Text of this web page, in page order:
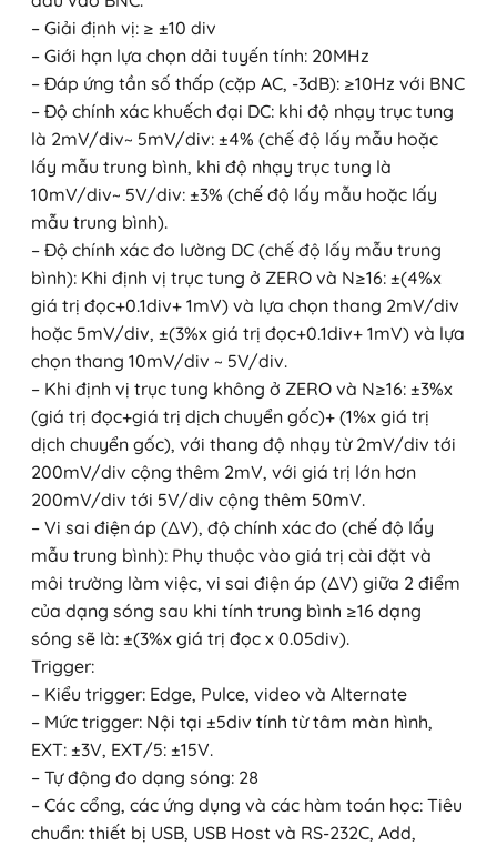
– Giải định vị: ≥ ±10 div
– Giới hạn lựa chọn dải tuyến tính: 20MHz
– Đáp ứng tần số thấp (cặp AC, -3dB): ≥10Hz với BNC
– Độ chính xác khuếch đại DC: khi độ nhạy trục tung
là 2mV/div~ 5mV/div: ±4% (chế độ lấy mẫu hoặc
lấy mẫu trung bình, khi độ nhạy trục tung là
10mV/div~ 5V/div: ±3% (chế độ lấy mẫu hoặc lấy
mẫu trung bình).
– Độ chính xác đo lường DC (chế độ lấy mẫu trung
bình): Khi định vị trục tung ở ZERO và N≥16: ±(4%x
giá trị đọc+0.1div+ 1mV) và lựa chọn thang 2mV/div
hoặc 5mV/div, ±(3%x giá trị đọc+0.1div+ 1mV) và lựa
chọn thang 10mV/div ~ 5V/div.
– Khi định vị trục tung không ở ZERO và N≥16: ±3%x
(giá trị đọc+giá trị dịch chuyển gốc)+ (1%x giá trị
dịch chuyển gốc), với thang độ nhạy từ 2mV/div tới
200mV/div cộng thêm 2mV, với giá trị lớn hơn
200mV/div tới 5V/div cộng thêm 50mV.
– Vi sai điện áp (∆V), độ chính xác đo (chế độ lấy
mẫu trung bình): Phụ thuộc vào giá trị cài đặt và
môi trường làm việc, vi sai điện áp (∆V) giữa 2 điểm
của dạng sóng sau khi tính trung bình ≥16 dạng
sóng sẽ là: ±(3%x giá trị đọc x 0.05div).
Trigger:
– Kiểu trigger: Edge, Pulce, video và Alternate
– Mức trigger: Nội tại ±5div tính từ tâm màn hình,
EXT: ±3V, EXT/5: ±15V.
– Tự động đo dạng sóng: 28
– Các cổng, các ứng dụng và các hàm toán học: Tiêu
chuẩn: thiết bị USB, USB Host và RS-232C, Add,